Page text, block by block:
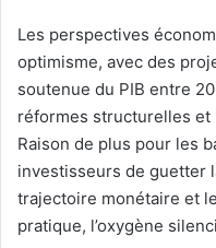
Les perspectives
optimisme, avec des
soutenue du PIB entre
réformes structurelles
Raison de plus pour les
investisseurs de guetter
trajectoire monétaire et
pratique, l’oxygène